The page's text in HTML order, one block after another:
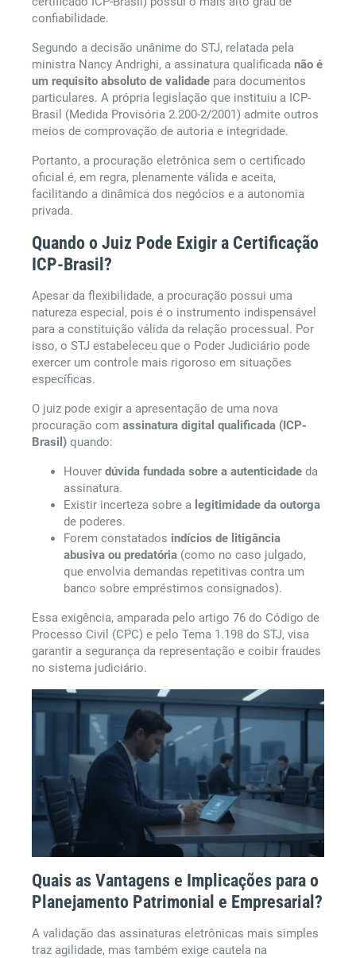
confiabilidade.
Segundo a decisão unânime do STJ, relatada pela
ministra Nancy Andrighi, a assinatura qualificada não é
um requisito absoluto de validade para documentos
particulares. A própria legislação que instituiu a ICP-
Brasil (Medida Provisória 2.200-2/2001) admite outros
meios de comprovação de autoria e integridade.
Portanto, a procuração eletrônica sem o certificado
oficial é, em regra, plenamente válida e aceita,
facilitando a dinâmica dos negócios e a autonomia
privada.
Quando o Juiz Pode Exigir a Certificação
ICP-Brasil?
Apesar da flexibilidade, a procuração possui uma
natureza especial, pois é o instrumento indispensável
para a constituição válida da relação processual. Por
isso, o STJ estabeleceu que o Poder Judiciário pode
exercer um controle mais rigoroso em situações
específicas.
O juiz pode exigir a apresentação de uma nova
procuração com assinatura digital qualificada (ICP-
Brasil) quando:
Houver dúvida fundada sobre a autenticidade da
assinatura.
Existir incerteza sobre a legitimidade da outorga
de poderes.
Forem constatados indícios de litigância
abusiva ou predatória (como no caso julgado,
que envolvia demandas repetitivas contra um
banco sobre empréstimos consignados).
Essa exigência, amparada pelo artigo 76 do Código de
Processo Civil (CPC) e pelo Tema 1.198 do STJ, visa
garantir a segurança da representação e coibir fraudes
no sistema judiciário.
Quais as Vantagens e Implicações para o
Planejamento Patrimonial e Empresarial?
A validação das assinaturas eletrônicas mais simples
traz agilidade, mas também exige cautela na